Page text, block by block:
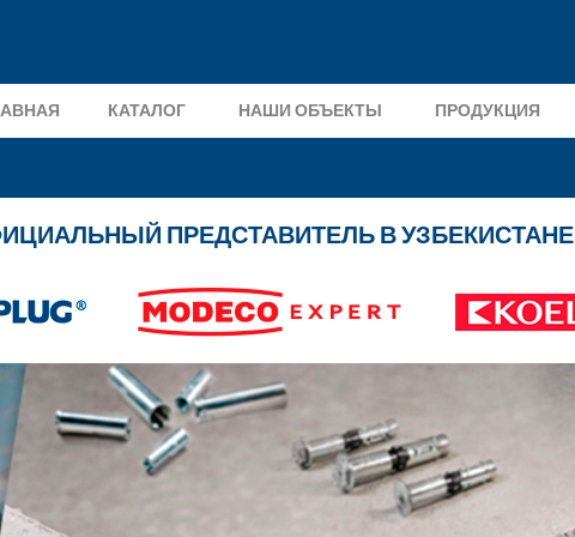
КАТАЛОГ НАШИ ОБЪЕКТЫ ПРОДУКЦИЯ
ПРЕДСТАВИТЕЛЬ В УЗБЕКИСТАНЕ